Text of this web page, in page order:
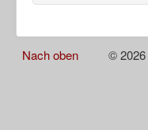
Nach oben © 2026